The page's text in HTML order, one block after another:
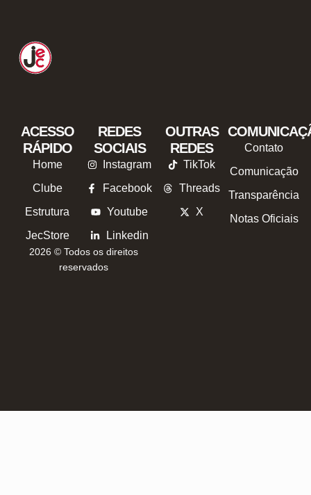
ACESSO
RÁPIDO
Home
Clube
Estrutura
JecStore
REDES
SOCIAIS
Instagram
Facebook
Youtube
Linkedin
OUTRAS
REDES
TikTok
Threads
X
Contato
Comunicação
Transparência
Notas Oficiais
2026 © Todos os direitos
reservados